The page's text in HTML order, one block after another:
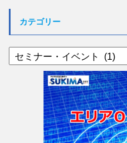
カテゴリー
テ